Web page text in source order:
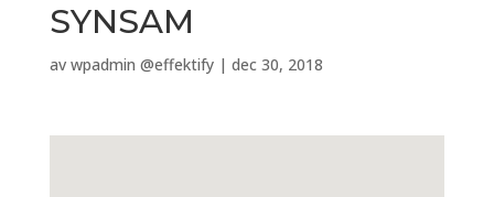
SYNSAM
av wpadmin @effektify| dec 30, 2018